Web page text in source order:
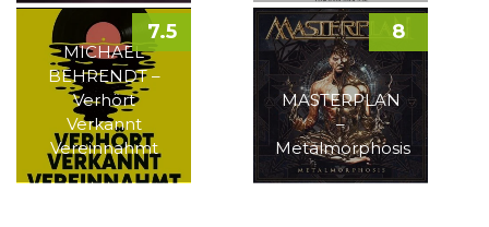
MICHAEL
BEHRENDT –
Verhört
Verkannt
Vereinnahmt
7.5
MASTERPLAN
–
Metalmorphosis
8